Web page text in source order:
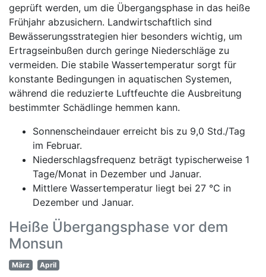
geprüft werden, um die Übergangsphase in das heiße
Frühjahr abzusichern. Landwirtschaftlich sind
Bewässerungsstrategien hier besonders wichtig, um
Ertragseinbußen durch geringe Niederschläge zu
vermeiden. Die stabile Wassertemperatur sorgt für
konstante Bedingungen in aquatischen Systemen,
während die reduzierte Luftfeuchte die Ausbreitung
bestimmter Schädlinge hemmen kann.
Sonnenscheindauer erreicht bis zu 9,0 Std./Tag
im Februar.
Niederschlagsfrequenz beträgt typischerweise 1
Tage/Monat in Dezember und Januar.
Mittlere Wassertemperatur liegt bei 27 °C in
Dezember und Januar.
Heiße Übergangsphase vor dem
Monsun
März April